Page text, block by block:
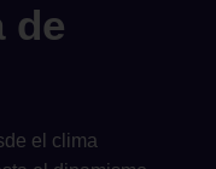
de
el clima